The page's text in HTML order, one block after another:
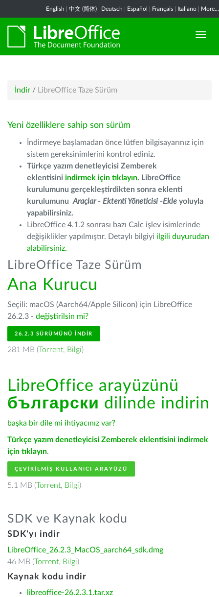
English 中文 (简体) Deutsch Español Français Italiano More...
İndir / LibreOffice Taze Sürüm
Yeni özelliklere sahip son sürüm
İndirmeye başlamadan önce lütfen bilgisayarınız için
sistem gereksinimlerini kontrol ediniz.
Türkçe yazım denetleyicisi Zemberek
eklentisini indirmek için tıklayın. LibreOffice
kurulumunu gerçekleştirdikten sonra eklenti
kurulumunu Araçlar - Ektenti Yöneticisi -Ekle yoluyla
yapabilirsiniz.
LibreOffice 4.1.2 sonrası bazı Calc işlev isimlerinde
değişiklikler yapılmıştır. Detaylı bilgiyi ilgili duyurudan
alabilirsiniz.
LibreOffice Taze Sürüm
Ana Kurucu
Seçili: macOS (Aarch64/Apple Silicon) için LibreOffice
26.2.3 - değiştirilsin mi?
26.2.3 SÜRÜMÜNÜ İNDIR
281 MB (Torrent, Bilgi)
LibreOffice arayüzünü
български dilinde indirin
başka bir dile mi ihtiyacınız var?
Türkçe yazım denetleyicisi Zemberek eklentisini indirmek
için tıklayın.
ÇEVIRILMIŞ KULLANICI ARAYÜZÜ
5.1 MB (Torrent, Bilgi)
SDK ve Kaynak kodu
SDK'yı indir
LibreOffice_26.2.3_MacOS_aarch64_sdk.dmg
46 MB (Torrent, Bilgi)
Kaynak kodu indir
libreoffice-26.2.3.1.tar.xz